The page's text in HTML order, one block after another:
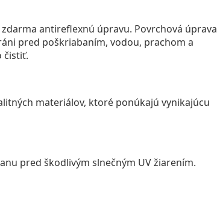
antireflexnú úpravu. Povrchová úprava
pred poškriabaním, vodou, prachom a
čistiť.
materiálov, ktoré ponúkajú vynikajúcu
pred škodlivým slnečným UV žiarením.